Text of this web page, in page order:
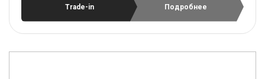
Trade-in Подробнее